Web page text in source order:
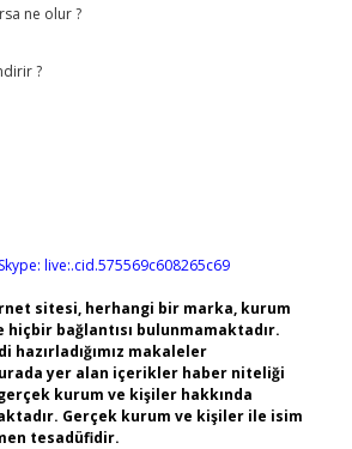
ne olur ?
?
Skype: live:.cid.575569c608265c69
sitesi, herhangi bir marka, kurum
hiçbir bağlantısı bulunmamaktadır.
hazırladığımız makaleler
yer alan içerikler haber niteliği
kurum ve kişiler hakkında
Gerçek kurum ve kişiler ile isim
tesadüfidir.